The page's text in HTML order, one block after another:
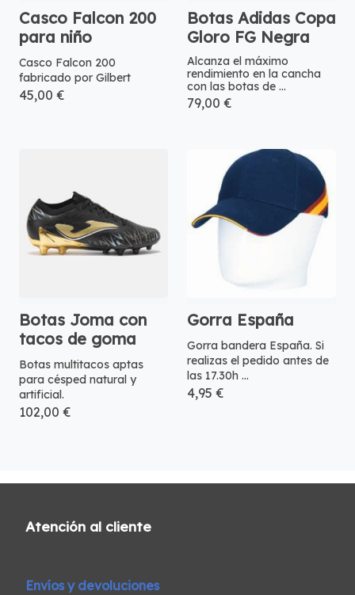
Casco Falcon 200
para niño
Casco Falcon 200
fabricado por Gilbert
45,00 €
Botas Adidas Copa
Gloro FG Negra
Alcanza el máximo
rendimiento en la cancha
con las botas de ...
79,00 €
Botas Joma con
tacos de goma
Botas multitacos aptas
para césped natural y
artificial.
102,00 €
Gorra España
Gorra bandera España. Si
realizas el pedido antes de
las 17.30h ...
4,95 €
Atención al cliente
Envíos y devoluciones